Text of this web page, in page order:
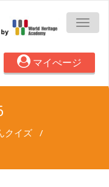
マイぺージ
クイズ /